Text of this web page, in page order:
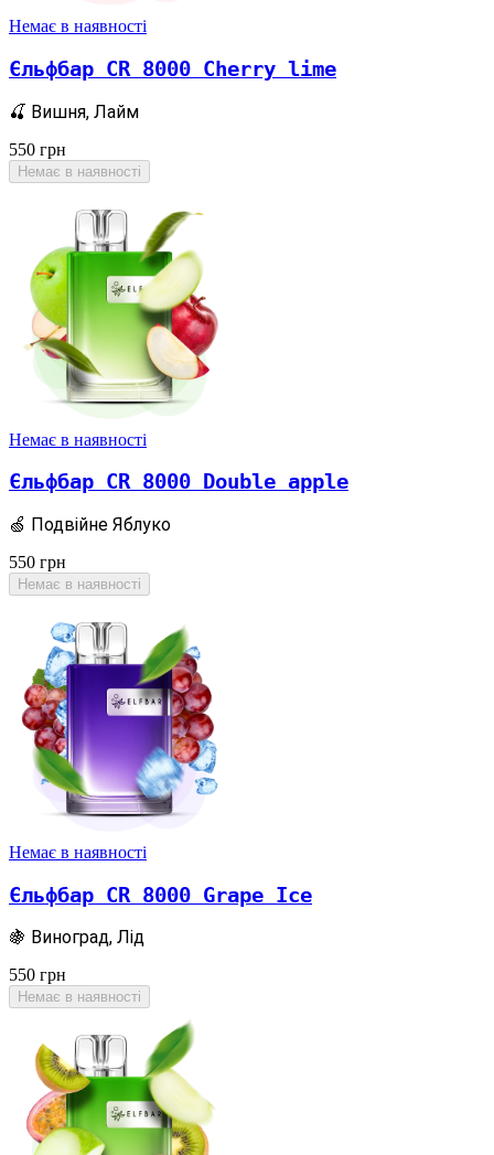
Немає в наявності
Єльфбар CR 8000 Cherry lime
🍒 Вишня, Лайм
550 грн
Немає в наявності
Немає в наявності
Єльфбар CR 8000 Double apple
🍏 Подвійне Яблуко
550 грн
Немає в наявності
Немає в наявності
Єльфбар CR 8000 Grape Ice
🍇 Виноград, Лід
550 грн
Немає в наявності